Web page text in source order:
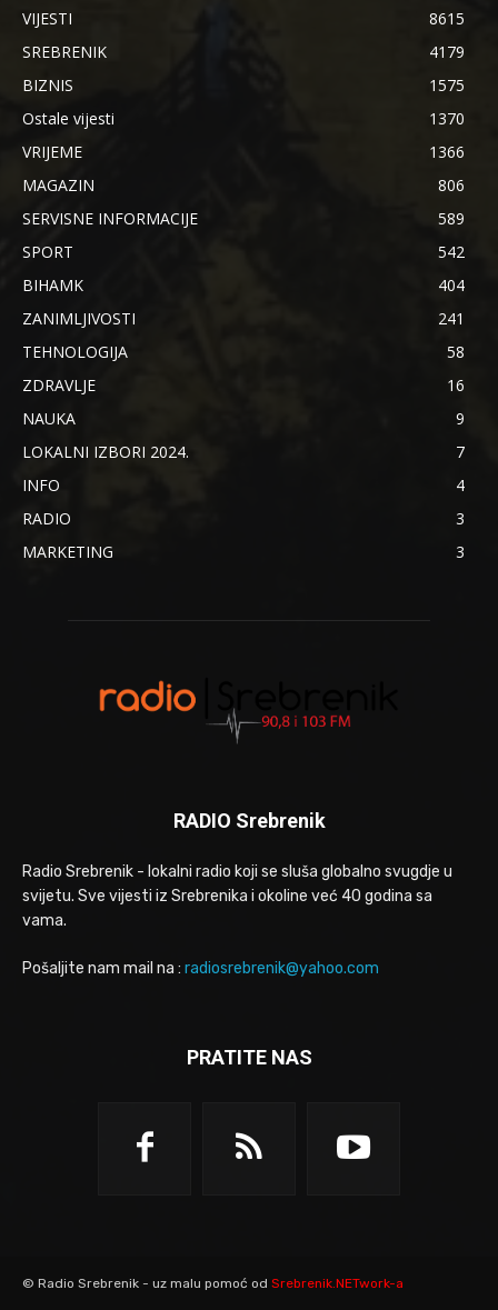
VIJESTI
8615
SREBRENIK
4179
BIZNIS
1575
Ostale vijesti
1370
VRIJEME
1366
MAGAZIN
806
SERVISNE INFORMACIJE
589
SPORT
542
BIHAMK
404
ZANIMLJIVOSTI
241
TEHNOLOGIJA
58
ZDRAVLJE
16
NAUKA
9
LOKALNI IZBORI 2024.
7
INFO
4
RADIO
3
MARKETING
3
RADIO Srebrenik
Radio Srebrenik - lokalni radio koji se sluša globalno svugdje u
svijetu. Sve vijesti iz Srebrenika i okoline već 40 godina sa
vama.
Pošaljite nam mail na : radiosrebrenik@yahoo.com
PRATITE NAS
© Radio Srebrenik - uz malu pomoć od Srebrenik.NETwork-a